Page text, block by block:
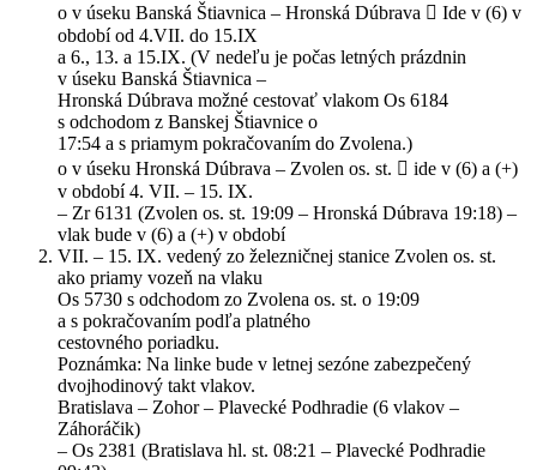
o v úseku Banská Štiavnica – Hronská Dúbrava  Ide v (6) v
období od 4.VII. do 15.IX
a 6., 13. a 15.IX. (V nedeľu je počas letných prázdnin
v úseku Banská Štiavnica –
Hronská Dúbrava možné cestovať vlakom Os 6184
s odchodom z Banskej Štiavnice o
17:54 a s priamym pokračovaním do Zvolena.)
o v úseku Hronská Dúbrava – Zvolen os. st.  ide v (6) a (+)
v období 4. VII. – 15. IX.
– Zr 6131 (Zvolen os. st. 19:09 – Hronská Dúbrava 19:18) –
vlak bude v (6) a (+) v období
VII. – 15. IX. vedený zo železničnej stanice Zvolen os. st.
ako priamy vozeň na vlaku
Os 5730 s odchodom zo Zvolena os. st. o 19:09
a s pokračovaním podľa platného
cestovného poriadku.
Poznámka: Na linke bude v letnej sezóne zabezpečený
dvojhodinový takt vlakov.
Bratislava – Zohor – Plavecké Podhradie (6 vlakov –
Záhoráčik)
– Os 2381 (Bratislava hl. st. 08:21 – Plavecké Podhradie